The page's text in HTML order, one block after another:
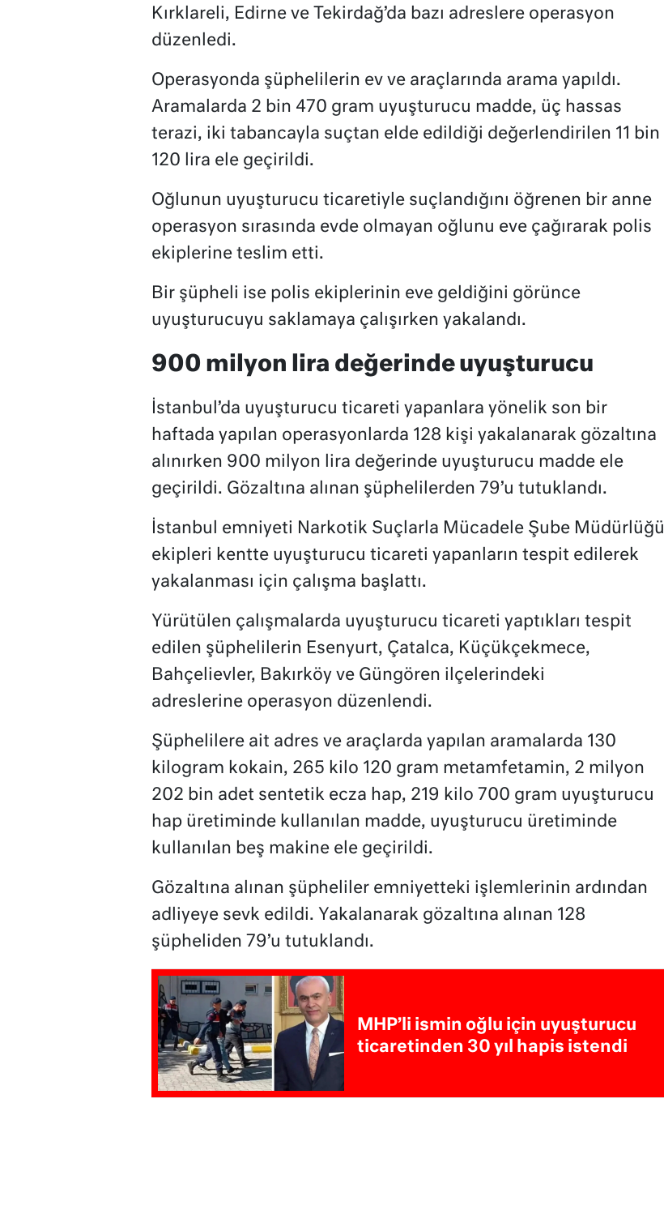
Kırklareli, Edirne ve Tekirdağ’da bazı adreslere operasyon
düzenledi.
Operasyonda şüphelilerin ev ve araçlarında arama yapıldı.
Aramalarda 2 bin 470 gram uyuşturucu madde, üç hassas
terazi, iki tabancayla suçtan elde edildiği değerlendirilen 11 bin
120 lira ele geçirildi.
Oğlunun uyuşturucu ticaretiyle suçlandığını öğrenen bir anne
operasyon sırasında evde olmayan oğlunu eve çağırarak polis
ekiplerine teslim etti.
Bir şüpheli ise polis ekiplerinin eve geldiğini görünce
uyuşturucuyu saklamaya çalışırken yakalandı.
900 milyon lira değerinde uyuşturucu
İstanbul’da uyuşturucu ticareti yapanlara yönelik son bir
haftada yapılan operasyonlarda 128 kişi yakalanarak gözaltına
alınırken 900 milyon lira değerinde uyuşturucu madde ele
geçirildi. Gözaltına alınan şüphelilerden 79’u tutuklandı.
İstanbul emniyeti Narkotik Suçlarla Mücadele Şube Müdürlüğü
ekipleri kentte uyuşturucu ticareti yapanların tespit edilerek
yakalanması için çalışma başlattı.
Yürütülen çalışmalarda uyuşturucu ticareti yaptıkları tespit
edilen şüphelilerin Esenyurt, Çatalca, Küçükçekmece,
Bahçelievler, Bakırköy ve Güngören ilçelerindeki
adreslerine operasyon düzenlendi.
Şüphelilere ait adres ve araçlarda yapılan aramalarda 130
kilogram kokain, 265 kilo 120 gram metamfetamin, 2 milyon
202 bin adet sentetik ecza hap, 219 kilo 700 gram uyuşturucu
hap üretiminde kullanılan madde, uyuşturucu üretiminde
kullanılan beş makine ele geçirildi.
Gözaltına alınan şüpheliler emniyetteki işlemlerinin ardından
adliyeye sevk edildi. Yakalanarak gözaltına alınan 128
şüpheliden 79’u tutuklandı.
MHP’li ismin oğlu için uyuşturucu
ticaretinden 30 yıl hapis istendi